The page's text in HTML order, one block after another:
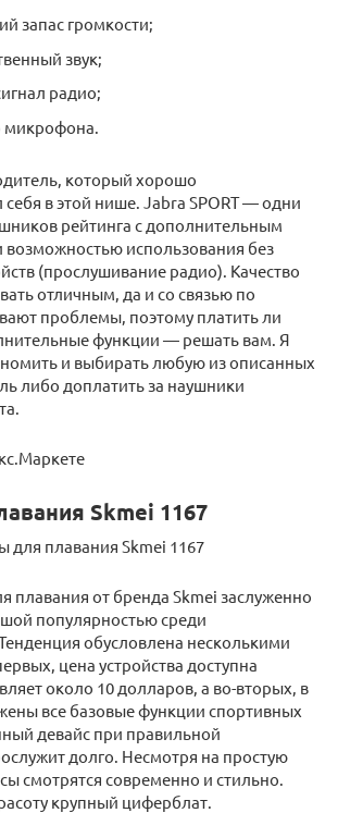
запас громкости;
звук;
радио;
микрофона.
который хорошо
в этой нише. Jabra SPORT — одни
рейтинга с дополнительным
использования без
(прослушивание радио). Качество
отличным, да и со связью по
проблемы, поэтому платить ли
функции — решать вам. Я
и выбирать любую из описанных
либо доплатить за наушники
Skmei 1167
для плавания Skmei 1167
плавания от бренда Skmei заслуженно
популярностью среди
обусловлена несколькими
цена устройства доступна
около 10 долларов, а во-вторых, в
все базовые функции спортивных
девайс при правильной
долго. Несмотря на простую
смотрятся современно и стильно.
крупный циферблат.